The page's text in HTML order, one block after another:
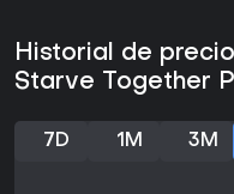
Con más de 294.000
una puntuación de
una reseña de marzo de
desafiante. El estado
para habilidades de
Historial de
Starve Together
7D 1M 3M